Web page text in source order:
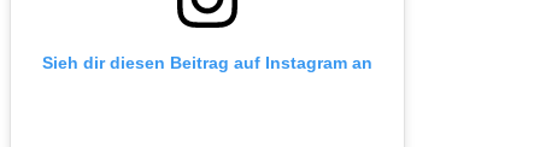
Sieh dir diesen Beitrag auf Instagram an